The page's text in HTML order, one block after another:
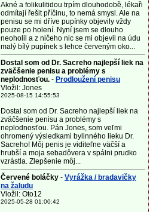
Akné a folikulitidou trpím dlouhodobě, lékaři
odmítají řešit příčinu, to nemá smysl. Ale na
penisu se mi dříve pupínky objevily vždy
pouze po holení. Nyní jsem se dlouho
neoholil a z ničeho nic se mi objevil na údu
malý bílý pupínek s lehce červeným oko...
Dostal som od Dr. Sacreho najlepší liek na
zväčšenie penisu a problémy s
neplodnosťou. - Prodloužení penisu
Vložil: Jones
2025-08-15 14:55:53
Dostal som od Dr. Sacreho najlepší liek na
zväčšenie penisu a problémy s
neplodnosťou. Pán Jones, som veľmi
ohromený výsledkami bylinného lieku Dr.
Sacreho! Môj penis je viditeľne väčší a
hrubší a moja sebadôvera v spálni prudko
vzrástla. Zlepšenie môj...
Červené boláčky - Vyrážka / bradavičky
na žaludu
Vložil: Oto12
2025-05-28 01:00:42